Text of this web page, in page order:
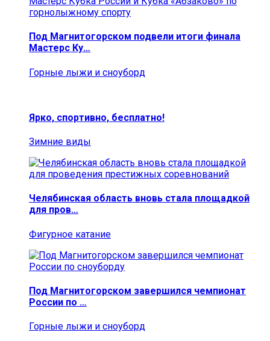
Под Магнитогорском подвели итоги финала
Мастерс Ку…
Горные лыжи и сноуборд
Ярко, спортивно, бесплатно!
Зимние виды
Челябинская область вновь стала площадкой
для пров…
Фигурное катание
Под Магнитогорском завершился чемпионат
России по …
Горные лыжи и сноуборд